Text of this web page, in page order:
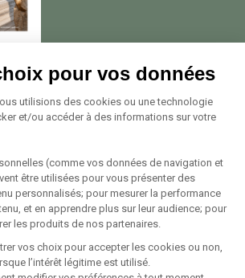
Pompidou
22 22
pour vos données
utilisions des cookies ou une technologie
et/ou accéder à des informations sur votre
(comme vos données de navigation et
être utilisées pour vous présenter des
personnalisés; pour mesurer la performance
et en apprendre plus sur leur audience; pour
les produits de nos partenaires.
vos choix pour accepter les cookies ou non,
l’intérêt légitime est utilisé.